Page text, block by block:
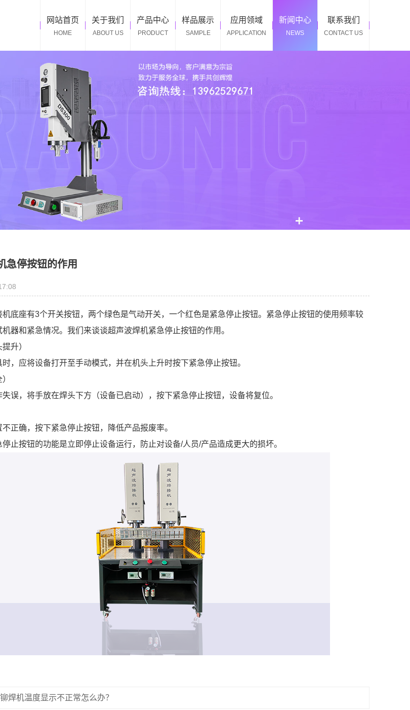
网站首页
HOME
关于我们
ABOUT US
产品中心
PRODUCT
样品展示
SAMPLE
应用领域
APPLICATION
新闻中心
NEWS
联系我们
CONTACT US
急停按钮的作用
机底座有3个开关按钮，两个绿色是气动开关，一个红色是紧急停止按钮。紧急停止按钮的使用频率较
器和紧急情况。我们来谈谈超声波焊机紧急停止按钮的作用。
升）
，应将设备打开至手动模式，并在机头上升时按下紧急停止按钮。
误，将手放在焊头下方（设备已启动），按下紧急停止按钮，设备将复位。
正确，按下紧急停止按钮，降低产品报废率。
止按钮的功能是立即停止设备运行，防止对设备/人员/产品造成更大的损坏。
焊机温度显示不正常怎么办？